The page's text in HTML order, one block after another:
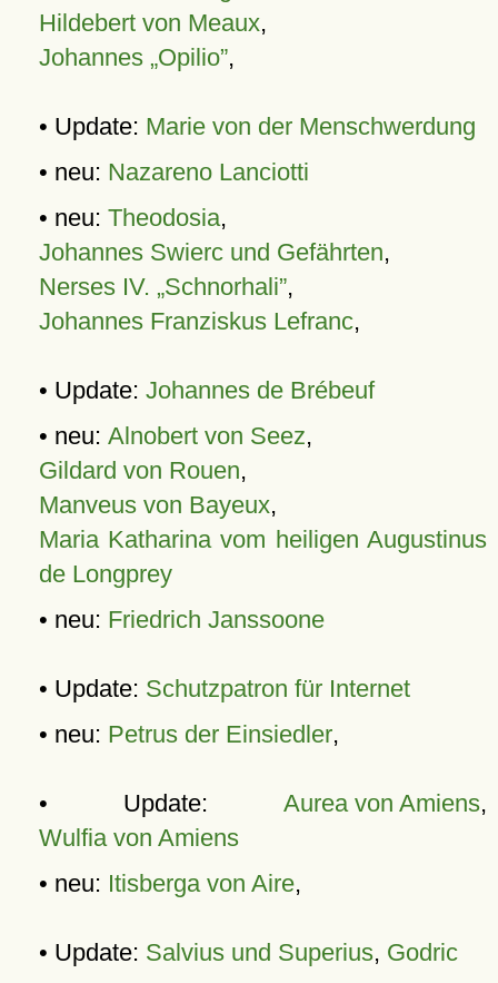
Hildebert von Meaux,
Johannes „Opilio”,
• Update: Marie von der Menschwerdung
• neu: Nazareno Lanciotti
• neu: Theodosia,
Johannes Swierc und Gefährten,
Nerses IV. „Schnorhali”,
Johannes Franziskus Lefranc,
• Update: Johannes de Brébeuf
• neu: Alnobert von Seez,
Gildard von Rouen,
Manveus von Bayeux,
Maria Katharina vom heiligen Augustinus
de Longprey
• neu: Friedrich Janssoone
• Update: Schutzpatron für Internet
• neu: Petrus der Einsiedler,
• Update: Aurea von Amiens,
Wulfia von Amiens
• neu: Itisberga von Aire,
• Update: Salvius und Superius, Godric